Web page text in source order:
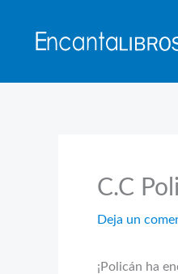
C.C
Deja un
¡Policán ha